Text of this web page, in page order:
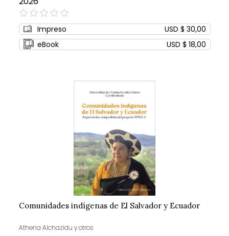
0%
Impreso
USD $ 30,00
eBook
USD $ 18,00
Comunidades indígenas de El Salvador y Ecuador
Athena Alchazidu y otros